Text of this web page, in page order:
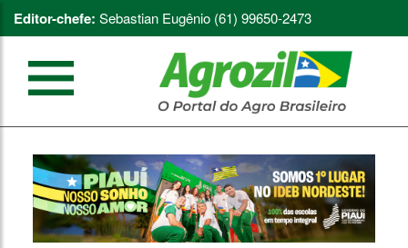
Editor-chefe: Sebastian Eugênio (61) 99650-2473